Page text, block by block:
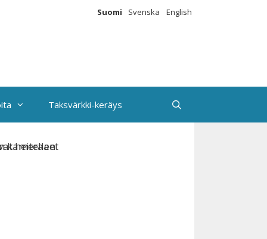
Suomi Svenska English
Taksvärkki-keräys